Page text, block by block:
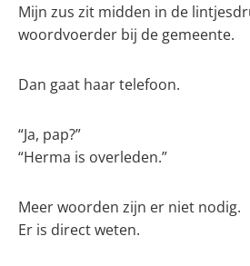
Mijn zus zit midden in de
woordvoerder bij de gemeente.
Dan gaat haar telefoon.
“Ja, pap?”
“Herma is overleden.”
Meer woorden zijn er niet nodig.
Er is direct weten.